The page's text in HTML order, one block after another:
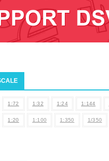
1:72 1:32 1:24 1:144
1:20 1:100 1:350 1/350